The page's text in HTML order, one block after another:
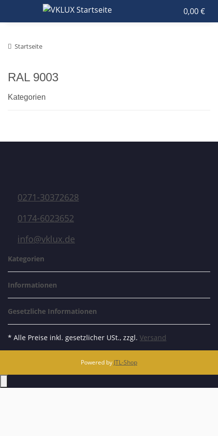
0,00 €
Startseite
RAL 9003
Kategorien
0271-30372628
0174-6023652
info@vklux.de
Kategorien
Informationen
Gesetzliche Informationen
* Alle Preise inkl. gesetzlicher USt., zzgl. Versand
Powered by JTL-Shop